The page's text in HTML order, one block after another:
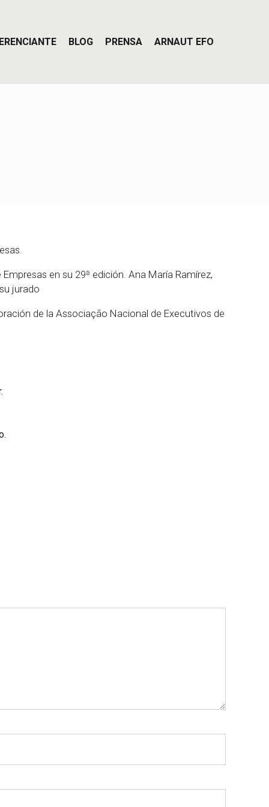
BLOG PRENSA ARNAUT EFO
en su 29ª edición. Ana María Ramírez,
jurado
de la Associação Nacional de Executivos de